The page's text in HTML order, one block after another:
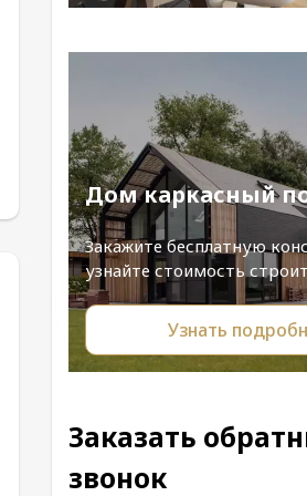
Дом каркасный
Закажите бесплатную
узнайте стоимость
Узнать
Заказать
звонок